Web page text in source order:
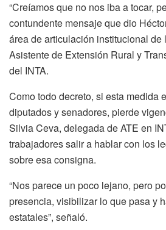
“Creíamos que no nos iba a tocar,
contundente mensaje que dio
área de articulación institucional
Asistente de Extensión Rural y
del INTA.
Como todo decreto, si esta medida
diputados y senadores, pierde
Silvia Ceva, delegada de ATE en
trabajadores salir a hablar con los
sobre esa consigna.
“Nos parece un poco lejano, pero
presencia, visibilizar lo que pasa y
estatales”, señaló.